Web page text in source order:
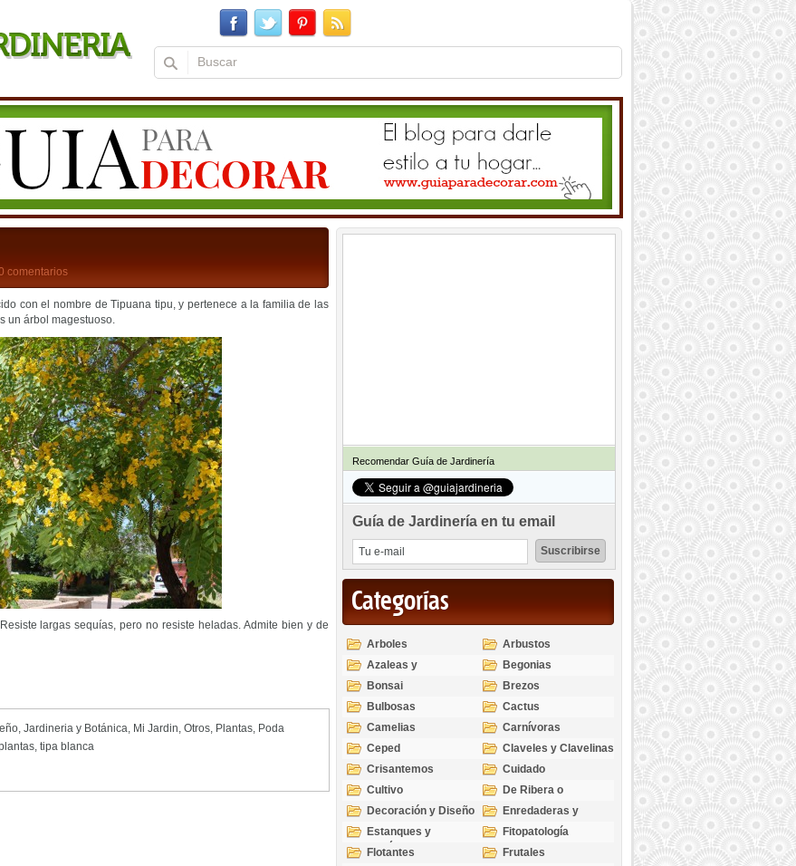
comentarios
con el nombre de Tipuana tipu, y pertenece a la familia de las
un árbol magestuoso.
largas sequías, pero no resiste heladas. Admite bien y de
, Jardineria y Botánica, Mi Jardin, Otros, Plantas, Poda
, tipa blanca
Recomendar Guía de Jardinería
Guía de Jardinería en tu email
Categorías
Arboles
Arbustos
Azaleas y
Rododendros
Begonias
Bonsai
Brezos
Bulbosas
Cactus
Camelias
Carnívoras
Ceped
Claveles y Clavelinas
Crisantemos
Cuidado
Cultivo
De Ribera o
Palustres
Decoración y Diseño
Enredaderas y
cubresuelos
Estanques y
Acuáticas
Fitopatología
Flotantes
Frutales